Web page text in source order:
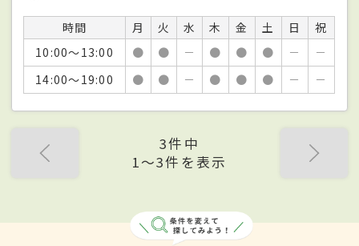
時間 月 火 水 木 金 土 日
祝
10:00～13:00
● ● － ● ● ● －
－
14:00～19:00
● ● － ● ● ● － －
3件中
1〜3件を表示